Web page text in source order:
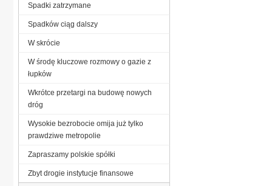
Spadki zatrzymane
Spadków ciąg dalszy
W skrócie
W środę kluczowe rozmowy o gazie z
łupków
Wkrótce przetargi na budowę nowych
dróg
Wysokie bezrobocie omija już tylko
prawdziwe metropolie
Zapraszamy polskie spółki
Zbyt drogie instytucje finansowe